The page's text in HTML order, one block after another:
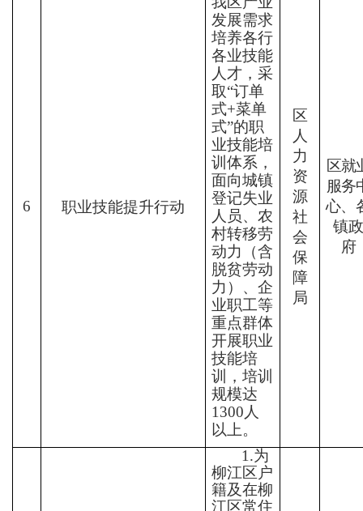
6 职业技能提升行动
发展需求
培养各行
各业技能
人才，采
取“订单
式+菜单
式”的职
业技能培
训体系，
面向城镇
登记失业
人员、农
村转移劳
动力（含
脱贫劳动
力）、企
业职工等
重点群体
开展职业
技能培
训，培训
规模达
1300 人
以上。
区
人
力
资
源
社
会
保
障
局
区就
服务
心、
镇政
府
1.为
柳江区户
籍及在柳
江区常住